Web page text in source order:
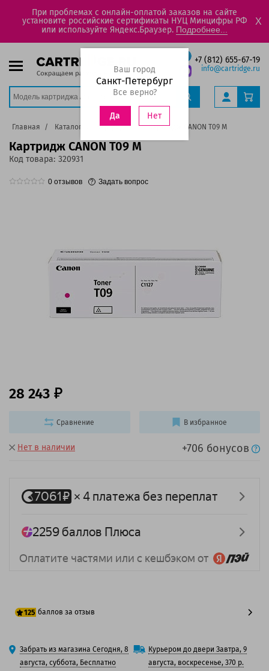
При проблемах с онлайн-оплатой заказов на сайте
установите российские сертификаты НУЦ Минцифры РФ
или используйте Яндекс.Браузер. Подробнее...
X
+7 (812) 655-67-19
info@cartridge.ru
Ваш город
Санкт-Петербург
Все верно?
Да Нет
Главная Каталог Картриджи Картридж CANON T09 M
Картридж CANON T09 M
Код товара: 320931
0 отзывов Задать вопрос
Нет в наличии +706 бонусов
28 243
125 баллов за отзыв
100 баллов
125 баллов
Забрать из магазина Сегодня, 8
августа, суббота, Бесплатно
Курьером до двери Завтра, 9
августа, воскресенье, 370 р.
Сравнение В избранное